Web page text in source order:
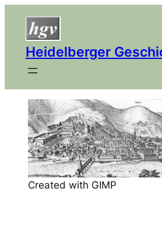
Heidelberger
Created with GIMP